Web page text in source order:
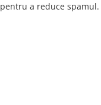
a reduce spamul.